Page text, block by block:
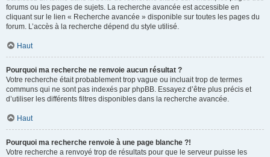
forums ou les pages de sujets. La recherche avancée est accessible en
cliquant sur le lien « Recherche avancée » disponible sur toutes les pages du
forum. L’accès à la recherche dépend du style utilisé.
Haut
Pourquoi ma recherche ne renvoie aucun résultat ?
Votre recherche était probablement trop vague ou incluait trop de termes
communs qui ne sont pas indexés par phpBB. Essayez d’être plus précis et
d’utiliser les différents filtres disponibles dans la recherche avancée.
Haut
Pourquoi ma recherche renvoie à une page blanche ?!
Votre recherche a renvoyé trop de résultats pour que le serveur puisse les